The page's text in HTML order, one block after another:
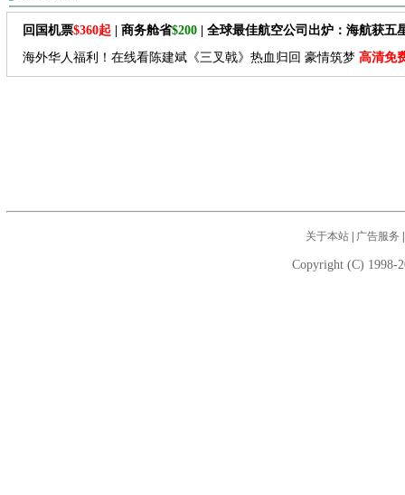
回国机票$360起 | 商务舱省$200 | 全球最佳航空公司出炉：海航获五
海外华人福利！在线看陈建斌《三叉戟》热血归回 豪情筑梦 高清免
关于本站| 广告服务
Copyright (C) 1998-